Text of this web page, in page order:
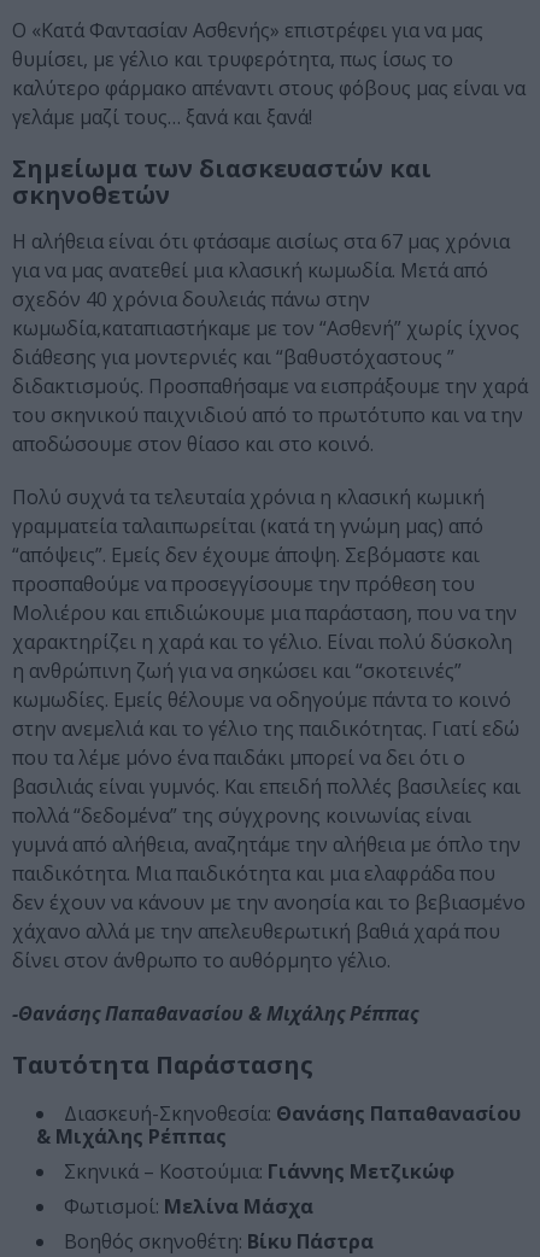
Ο «Κατά Φαντασίαν Ασθενής» επιστρέφει για να μας
θυμίσει, με γέλιο και τρυφερότητα, πως ίσως το
καλύτερο φάρμακο απέναντι στους φόβους μας είναι να
γελάμε μαζί τους… ξανά και ξανά!
Σημείωμα των διασκευαστών και
σκηνοθετών
Η αλήθεια είναι ότι φτάσαμε αισίως στα 67 μας χρόνια
για να μας ανατεθεί μια κλασική κωμωδία. Μετά από
σχεδόν 40 χρόνια δουλειάς πάνω στην
κωμωδία,καταπιαστήκαμε με τον “Ασθενή” χωρίς ίχνος
διάθεσης για μοντερνιές και “βαθυστόχαστους ”
διδακτισμούς. Προσπαθήσαμε να εισπράξουμε την χαρά
του σκηνικού παιχνιδιού από το πρωτότυπο και να την
αποδώσουμε στον θίασο και στο κοινό.
Πολύ συχνά τα τελευταία χρόνια η κλασική κωμική
γραμματεία ταλαιπωρείται (κατά τη γνώμη μας) από
“απόψεις”. Εμείς δεν έχουμε άποψη. Σεβόμαστε και
προσπαθούμε να προσεγγίσουμε την πρόθεση του
Μολιέρου και επιδιώκουμε μια παράσταση, που να την
χαρακτηρίζει η χαρά και το γέλιο. Είναι πολύ δύσκολη
η ανθρώπινη ζωή για να σηκώσει και “σκοτεινές”
κωμωδίες. Εμείς θέλουμε να οδηγούμε πάντα το κοινό
στην ανεμελιά και το γέλιο της παιδικότητας. Γιατί εδώ
που τα λέμε μόνο ένα παιδάκι μπορεί να δει ότι ο
βασιλιάς είναι γυμνός. Και επειδή πολλές βασιλείες και
πολλά “δεδομένα” της σύγχρονης κοινωνίας είναι
γυμνά από αλήθεια, αναζητάμε την αλήθεια με όπλο την
παιδικότητα. Μια παιδικότητα και μια ελαφράδα που
δεν έχουν να κάνουν με την ανοησία και το βεβιασμένο
χάχανο αλλά με την απελευθερωτική βαθιά χαρά που
δίνει στον άνθρωπο το αυθόρμητο γέλιο.
-Θανάσης Παπαθανασίου & Μιχάλης Ρέππας
Ταυτότητα Παράστασης
Διασκευή-Σκηνοθεσία: Θανάσης Παπαθανασίου
& Μιχάλης Ρέππας
Σκηνικά – Κοστούμια: Γιάννης Μετζικώφ
Φωτισμοί: Μελίνα Μάσχα
Βοηθός σκηνοθέτη: Βίκυ Πάστρα